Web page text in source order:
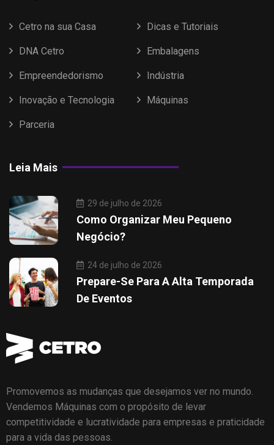
Cetro na sua Casa Dicas e Tutoriais
DNA Cetro Embalagens
Empreendedorismo Indústria
Inovação e Tecnologia Máquinas
Parceria
Leia Mais
29 de julho de 2026
Como Organizar Meu Pequeno
Negócio?
24 de julho de 2026
Prepare-Se Para A Alta Temporada
De Eventos
Promovemos as mudanças que desejamos ver no mundo.
Vendemos Máquinas com o propósito de levar
competitividade e lucratividade para empresas e praticidade
para a vida das pessoas.